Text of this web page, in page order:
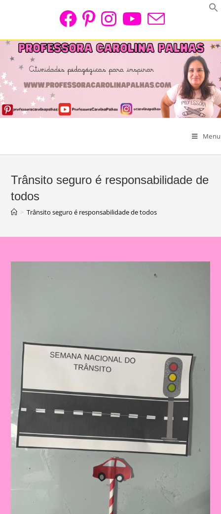
Menu
Trânsito seguro é responsabilidade de
todos
> Trânsito seguro é responsabilidade de todos